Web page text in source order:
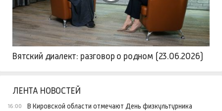
Вятский диалект: разговор о родном (23.06.2026)
ЛЕНТА НОВОСТЕЙ
16:00 В Кировской области отмечают День физкультурника